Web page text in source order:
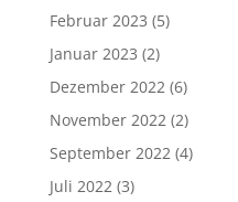
Februar 2023 (5)
Januar 2023 (2)
Dezember 2022(6)
November 2022(2)
September 2022(4)
Juli 2022(3)